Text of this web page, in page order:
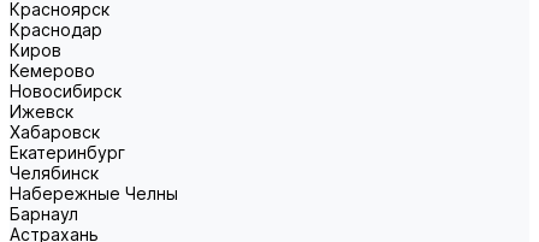
Красноярск
Краснодар
Киров
Кемерово
Новосибирск
Ижевск
Хабаровск
Екатеринбург
Челябинск
Набережные Челны
Барнаул
Астрахань